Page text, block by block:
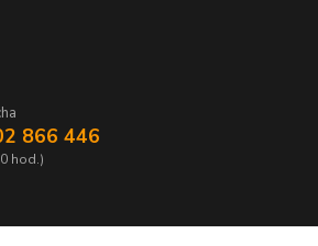
866 446
hod.)